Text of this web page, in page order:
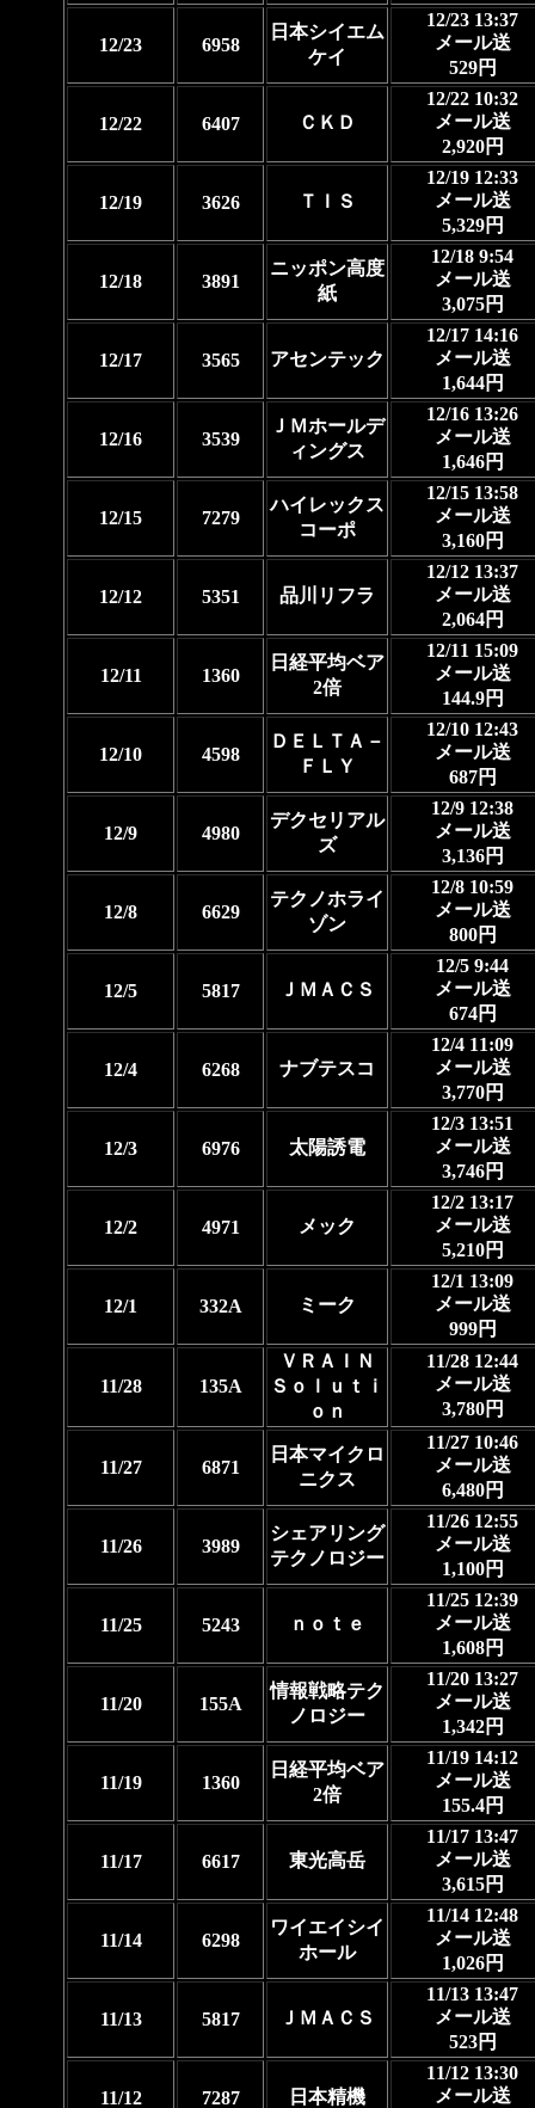
12/23 6958
日本シイエム
ケイ
12/23 13:37
メール送
529円
12/22 6407 ＣＫＤ
12/22 10:32
メール送
2,920円
12/19 3626 ＴＩＳ
12/19 12:33
メール送
5,329円
12/18 3891
ニッポン高度
紙
12/18 9:54
メール送
3,075円
12/17 3565 アセンテック
12/17 14:16
メール送
1,644円
12/16 3539
ＪＭホールデ
ィングス
12/16 13:26
メール送
1,646円
12/15 7279
ハイレックス
コーポ
12/15 13:58
メール送
3,160円
12/12 5351 品川リフラ
12/12 13:37
メール送
2,064円
12/11 1360
日経平均ベア
2倍
12/11 15:09
メール送
144.9円
12/10 4598
ＤＥＬＴＡ－
ＦＬＹ
12/10 12:43
メール送
687円
12/9 4980
デクセリアル
ズ
12/9 12:38
メール送
3,136円
12/8 6629
テクノホライ
ゾン
12/8 10:59
メール送
800円
12/5 5817 ＪＭＡＣＳ
12/5 9:44
メール送
674円
12/4 6268 ナブテスコ
12/4 11:09
メール送
3,770円
12/3 6976 太陽誘電
12/3 13:51
メール送
3,746円
12/2 4971 メック
12/2 13:17
メール送
5,210円
12/1 332A ミーク
12/1 13:09
メール送
999円
11/28 135A
ＶＲＡＩＮ
Ｓｏｌｕｔｉ
ｏｎ
11/28 12:44
メール送
3,780円
11/27 6871
日本マイクロ
ニクス
11/27 10:46
メール送
6,480円
11/26 3989
シェアリング
テクノロジー
11/26 12:55
メール送
1,100円
11/25 5243 ｎｏｔｅ
11/25 12:39
メール送
1,608円
11/20 155A
情報戦略テク
ノロジー
11/20 13:27
メール送
1,342円
11/19 1360
日経平均ベア
2倍
11/19 14:12
メール送
155.4円
11/17 6617 東光高岳
11/17 13:47
メール送
3,615円
11/14 6298
ワイエイシイ
ホール
11/14 12:48
メール送
1,026円
11/13 5817 ＪＭＡＣＳ
11/13 13:47
メール送
523円
11/12 7287 日本精機
11/12 13:30
メール送